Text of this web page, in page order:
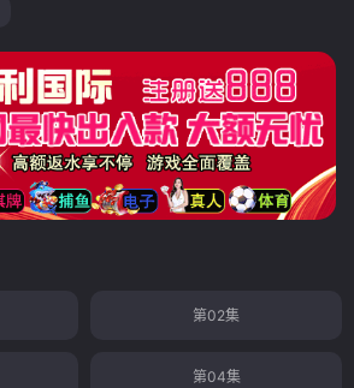
第02集
第04集